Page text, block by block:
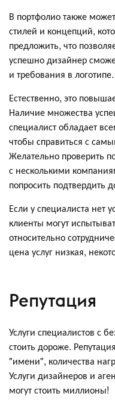
В портфолио также
стилей и концепций,
предложить, что
успешно дизайнер
и требования в логотипе.
Естественно, это
Наличие множества
специалист обладает
чтобы справиться с
Желательно проверить
с несколькими
попросить подтвердить
Если у специалиста нет
клиенты могут
относительно
цена услуг низкая,
Репутация
Услуги специалистов с
стоить дороже.
"имени", количества
Услуги дизайнеров и
могут стоить миллионы!